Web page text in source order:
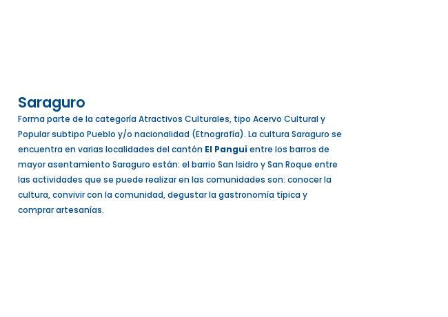
Saraguro
Forma parte de la categoría Atractivos Culturales, tipo Acervo Cultural y
Popular subtipo Pueblo y/o nacionalidad (Etnografía). La cultura Saraguro se
encuentra en varias localidades del cantón El Panguientre los barros de
mayor asentamiento Saraguro están: el barrio San Isidro y San Roque entre
las actividades que se puede realizar en las comunidades son: conocer la
cultura, convivir con la comunidad, degustar la gastronomía típica y
comprar artesanías.